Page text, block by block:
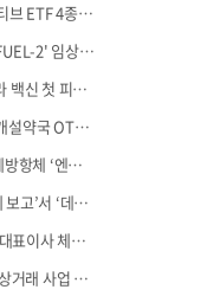
여의도가 담은 바이오…액티브 ETF 4종의 선택은
메지온 "폰탄치료제 미국 'FUEL-2' 임상 프로토콜 영국 승인"
모더나, '분디부교'형 에볼라 백신 첫 피험자 접종
한약사회 "복지부, 한약사 개설약국 OTC 공급 방해 더는 방관 말아야"
[최기자의 약업위키] RSV 예방항체 ‘엔플론시아’
셀타스퀘어, 약물감시 ‘규제 보고’서 ‘데이터 의사결정’으로 "PVX 전환 요구 커진다"
진원생명과학,김경진 단독 대표이사 체제 돌입
지놈앤컴퍼니,화장품-전자상거래 사업 진출